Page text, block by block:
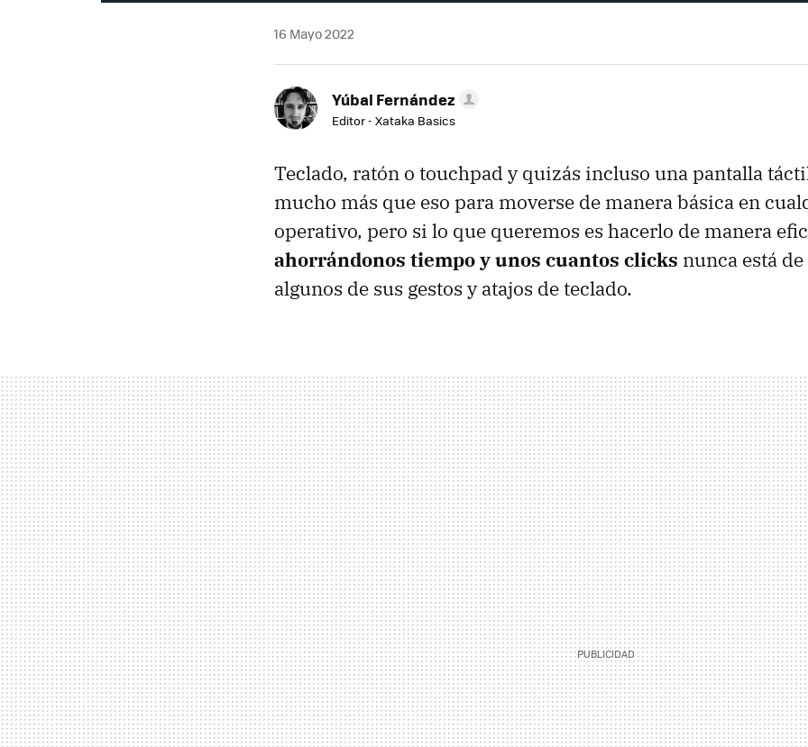
16 Mayo 2022
Yúbal Fernández
Editor - Xataka Basics
Teclado, ratón o touchpad y quizás incluso una pantalla
mucho más que eso para moverse de manera básica en
operativo, pero si lo que queremos es hacerlo de manera
ahorrándonos tiempo y unos cuantos clicks nunca está
algunos de sus gestos y atajos de teclado.